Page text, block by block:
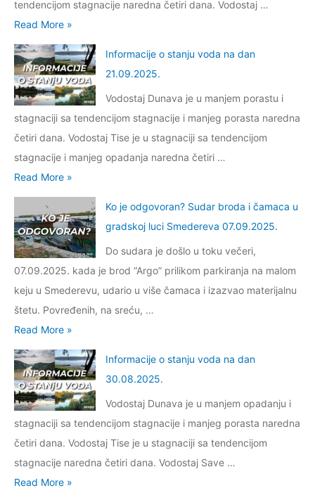
1
.
2
0
2
6
.
d
n
0
7
.
1
2
.
2
0
2
5
.
a
k
r
z
i
s
t
i
v
n
i
s
i
s
t
e
m
p
a
c
i
j
e
o
s
v
o
d
a
n
a
a
n
0
9
.
1
1
tendencijom stagnacije naredna četiri dana. Vodostaj …
I
n
f
o
r
m
a
c
i
j
e
o
s
u
v
o
a
a
Read More »
Informacije o stanju voda na dan
21.09.2025.
Vodostaj Dunava je u manjem porastu i
stagnaciji sa tendencijom stagnacije i manjeg porasta naredna
četiri dana. Vodostaj Tise je u stagnaciji sa tendencijom
stagnacije i manjeg opadanja naredna četiri …
I
n
f
o
r
m
a
c
i
j
e
o
s
Read More »
Ko je odgovoran? Sudar broda i čamaca u
gradskoj luci Smedereva 07.09.2025.
Do sudara je došlo u toku večeri,
07.09.2025. kada je brod “Argo” prilikom parkiranja na malom
keju u Smederevu, udario u više čamaca i izazvao materijalnu
štetu. Povređenih, na sreću, …
K
o
j
e
o
d
g
o
v
Read More »
Informacije o stanju voda na dan
30.08.2025.
Vodostaj Dunava je u manjem opadanju i
stagnaciji sa tendencijom stagnacije i manjeg porasta naredna
četiri dana. Vodostaj Tise je u stagnaciji sa tendencijom
stagnacije naredna četiri dana. Vodostaj Save …
IRead More »